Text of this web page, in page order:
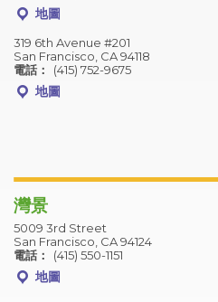
地圖
319 6th Avenue #201
San Francisco, CA 94118
電話：
(415) 752-9675
地圖
灣景
5009 3rd Street
San Francisco, CA 94124
電話：
(415) 550-1151
地圖